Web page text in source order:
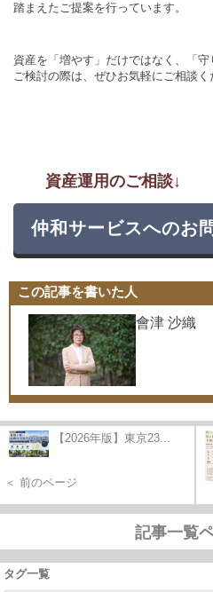
踏まえたご提案を行っています。
資産を「増やす」だけではなく、「
ご検討の際は、ぜひお気軽にご相談く
資産運用のご相談↓
仲和サービスへのお
この記事を書いた人
會津 沙織
【2026年版】東京23...
＜ 前のページ
記事一覧
タグ一覧